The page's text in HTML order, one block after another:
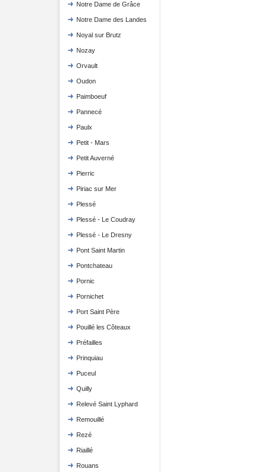
Notre Dame de Grâce
Notre Dame des Landes
Noyal sur Brutz
Nozay
Orvault
Oudon
Paimboeuf
Pannecé
Paulx
Petit - Mars
Petit Auverné
Pierric
Piriac sur Mer
Plessé
Plessé - Le Coudray
Plessé - Le Dresny
Pont Saint Martin
Pontchateau
Pornic
Pornichet
Port Saint Père
Pouillé les Côteaux
Préfailles
Prinquiau
Puceul
Quilly
Relevé Saint Lyphard
Remouillé
Rezé
Riaillé
Rouans